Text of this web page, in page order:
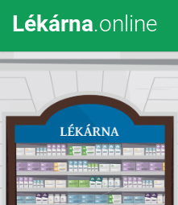
Lékárna.online